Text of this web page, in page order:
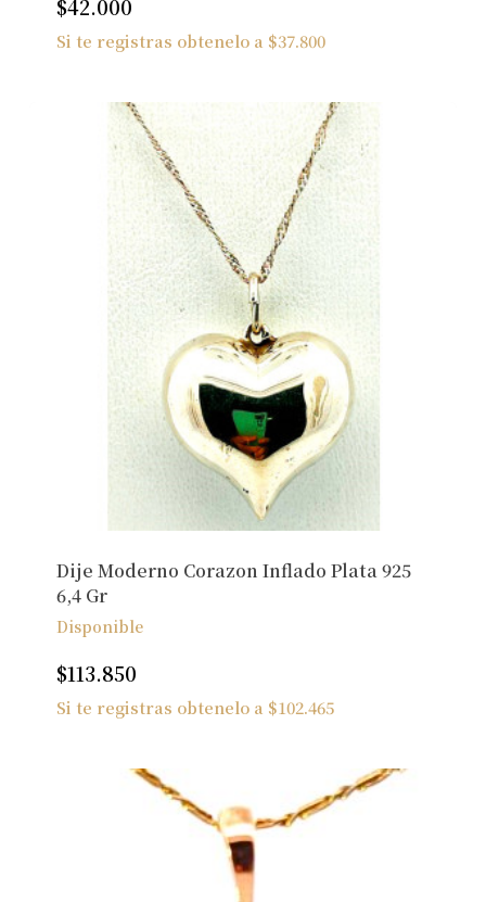
No hay productos en el carrito.
Ver Joyas
$42.000
Si te registras obtenelo a $37.800
Dije Moderno Corazon Inflado Plata 925
6,4 Gr
Disponible
$113.850
Si te registras obtenelo a $102.465